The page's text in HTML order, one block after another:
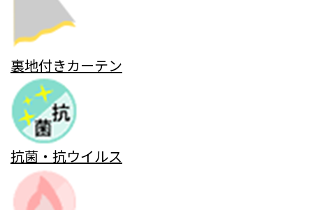
裏地付きカーテン
抗菌・抗ウイルス